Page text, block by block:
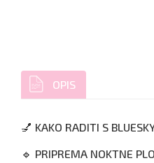
OPIS
💅 KAKO RADITI S
🔹 PRIPREMA NOKTNE